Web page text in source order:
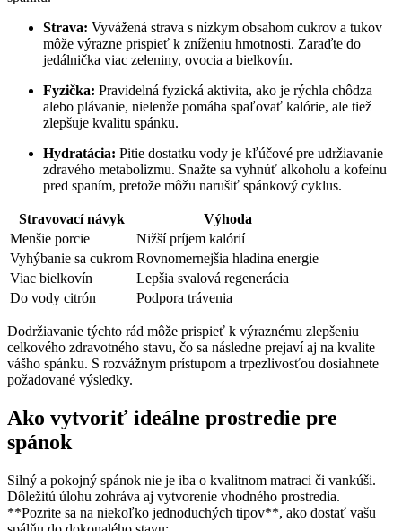
Strava: Vyvážená strava s nízkym ⁢obsahom cukrov‍ a tukov
môže výrazne prispieť k zníženiu ⁢hmotnosti. Zaraďte do
‌jedálnička viac zeleniny, ovocia a bielkovín.
Fyzička: Pravidelná fyzická aktivita, ako ⁢je rýchla chôdza
alebo plávanie, ⁤nielenže ⁤pomáha ​spaľovať kalórie, ale ‌tiež
zlepšuje kvalitu spánku.
Hydratácia: Pitie dostatku vody⁢ je kľúčové pre udržiavanie
zdravého metabolizmu. Snažte sa vyhnúť alkoholu ‍a kofeínu
pred‍ spaním, pretože môžu narušiť spánkový cyklus.
Stravovací návyk
Výhoda
Menšie porcie
Nižší príjem kalórií
Vyhýbanie sa cukrom Rovnomernejšia hladina energie
Viac bielkovín
Lepšia svalová regenerácia
Do vody citrón
Podpora trávenia
Dodržiavanie⁣ týchto rád môže prispieť k výraznému zlepšeniu
celkového ​zdravotného stavu, čo sa následne prejaví ⁣aj na kvalite⁢
vášho spánku.⁢ S rozvážnym prístupom a‌ trpezlivosťou dosiahnete ​
požadované výsledky.
Ako vytvoriť ideálne prostredie pre
spánok
Silný a pokojný spánok nie je iba o kvalitnom matraci či ​vankúši.
Dôležitú úlohu zohráva aj vytvorenie vhodného prostredia.
**Pozrite sa na niekoľko jednoduchých tipov**, ‍ako ​dostať ​vašu